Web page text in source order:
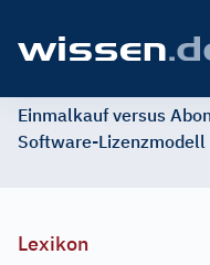
Einmalkauf versus
Software-
Lexikon